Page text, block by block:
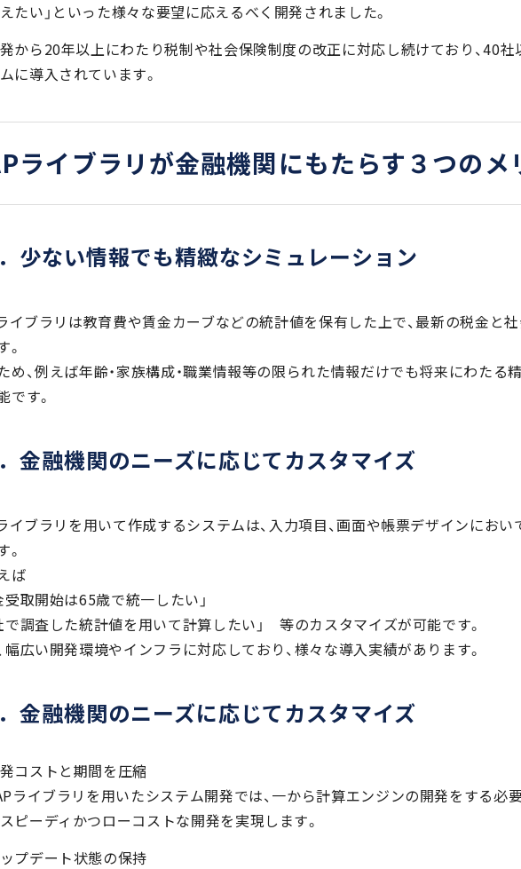
たい」といった様々な要望に応えるべく開発されました。
から20年以上にわたり税制や社会保険制度の改正に対応し続けており、40
に導入されています。
ライブラリが金融機関にもたらす３つのメ
少ない情報でも精緻なシミュレーション
イブラリは教育費や賃金カーブなどの統計値を保有した上で、最新の税金と
。
め、例えば年齢・家族構成・職業情報等の限られた情報だけでも将来にわたる
です。
金融機関のニーズに応じてカスタマイズ
イブラリを用いて作成するシステムは、入力項目、画面や帳票デザインにお
。
ば
受取開始は65歳で統一したい」
で調査した統計値を用いて計算したい」 等のカスタマイズが可能です。
幅広い開発環境やインフラに対応しており、様々な導入実績があります。
金融機関のニーズに応じてカスタマイズ
コストと期間を圧縮
ライブラリを用いたシステム開発では、一から計算エンジンの開発をする必
ピーディかつローコストな開発を実現します。
プデート状態の保持